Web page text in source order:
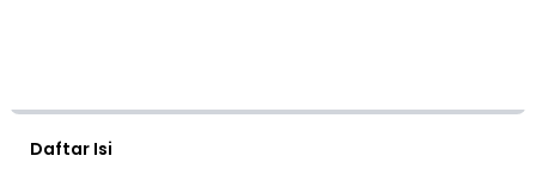
Daftar Isi